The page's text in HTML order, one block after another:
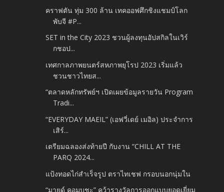
คราฟตัน ทุ่ม 300 ล้าน เทคออฟศึกชิงแชมป์โลก
พับจี #P...
SET in the City 2023 ชวนผู้ลงทุนอัปสกิลในเวิร์
กชอป...
เทศกาลภาพยนตร์สหภาพยุโรป 2023 เริ่มแล้ว
ชวนชาวไทยส...
“ตลาดหลักทรัพย์ฯ เปิดเผยข้อมูลรายวัน Program
Tradi...
“EVERYDAY MAEIL” (เอฟวี่เดย์ เมอิล) ประจำการ
เสิร์...
เตรียมฉลองส่งท้ายปี กับงาน “CHILL AT THE
PARQ 2024...
แป้งทอดไก่สำเร็จรูป ตราไทเชฟ กรอบนอกนุ่มใน
“มายด์ คอมบูชะ” คว้ารางวัลการออกแบบยอดเยี่ยม